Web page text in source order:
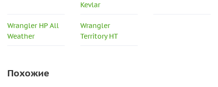
Kevlar
Wrangler HP All
Weather
Wrangler
Territory HT
Похожие